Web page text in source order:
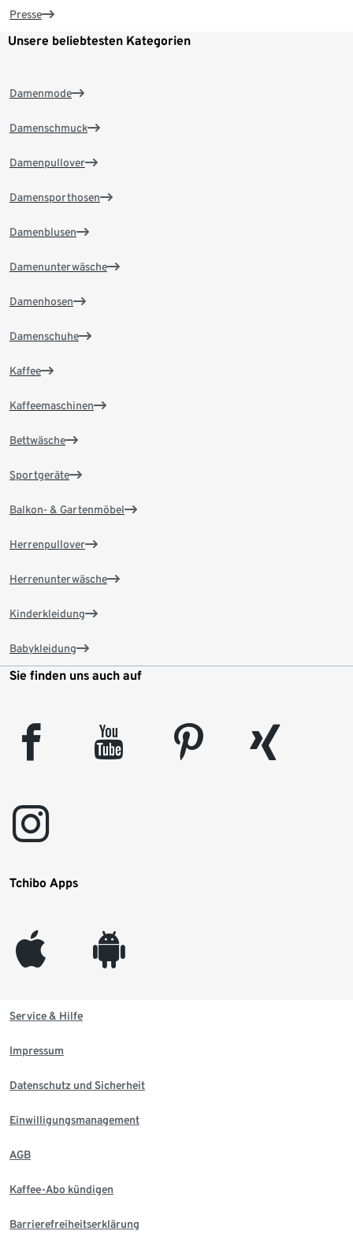
Presse
Unsere beliebtesten Kategorien
Damenmode
Damenschmuck
Damenpullover
Damensporthosen
Damenblusen
Damenunterwäsche
Damenhosen
Damenschuhe
Kaffee
Kaffeemaschinen
Bettwäsche
Sportgeräte
Balkon- & Gartenmöbel
Herrenpullover
Herrenunterwäsche
Kinderkleidung
Babykleidung
Sie finden uns auch auf
facebook youtube pinterest
xing
instagram
Tchibo Apps
appleinc android
Service & Hilfe
Impressum
Datenschutz und Sicherheit
Einwilligungsmanagement
AGB
Kaffee-Abo kündigen
Barrierefreiheitserklärung